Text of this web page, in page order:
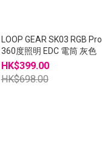
LOOP GEAR SK03 RGB Pro
360度照明 EDC 電筒 灰色
HK$399.00
HK$698.00